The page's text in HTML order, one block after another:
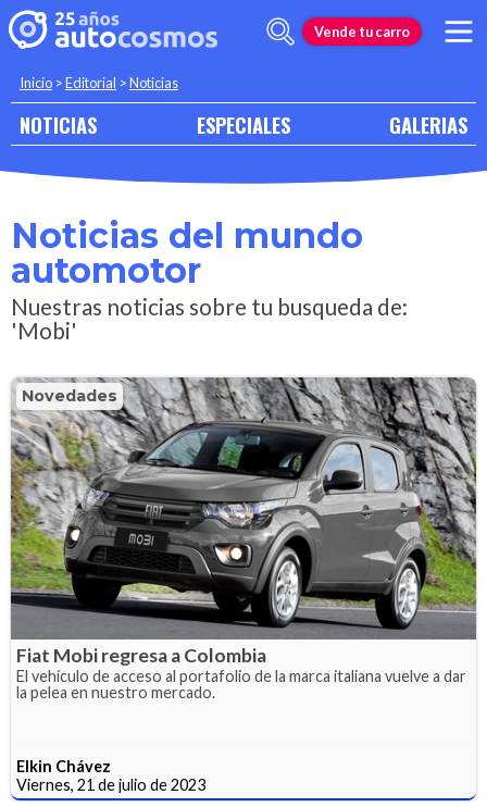
Vende tu carro
Inicio >Editorial >Noticias
NOTICIAS ESPECIALES GALERIAS
Noticias del mundo
automotor
Nuestras noticias sobre tu busqueda de:
'Mobi'
Novedades
Fiat Mobi regresa a Colombia
El vehículo de acceso al portafolio de la marca italiana vuelve a dar
la pelea en nuestro mercado.
Elkin Chávez
Viernes, 21 de julio de 2023